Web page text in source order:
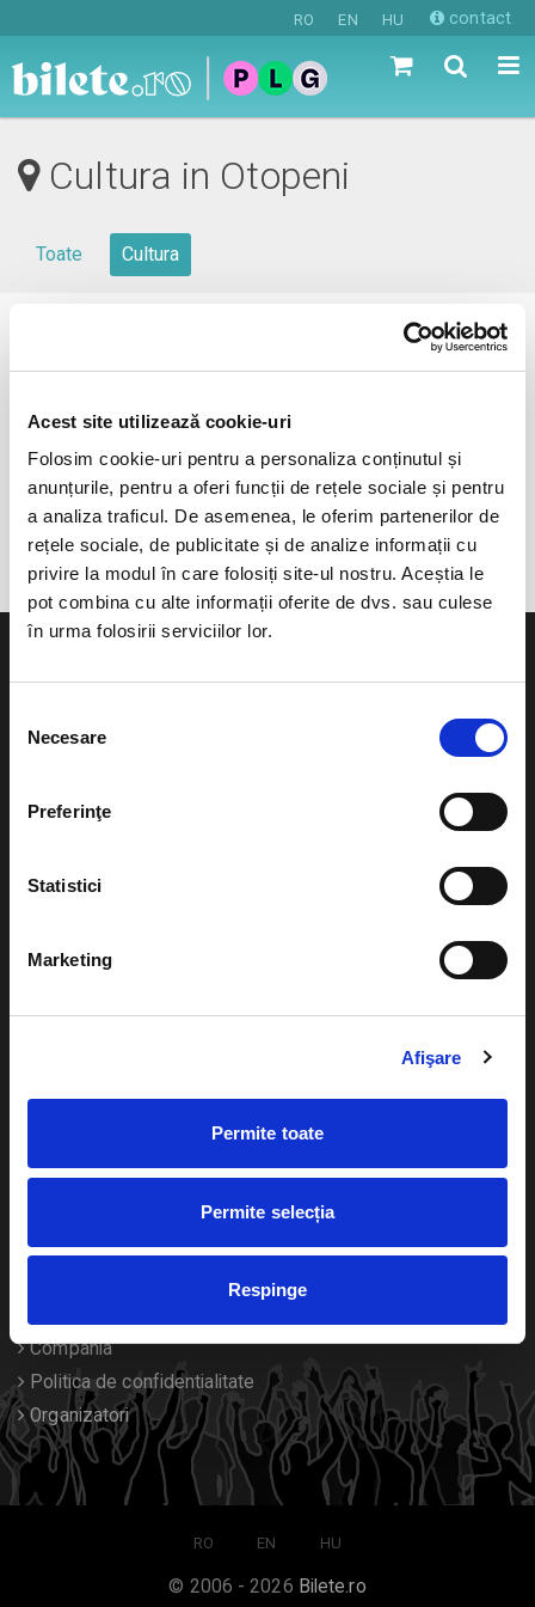
Acest site utilizează cookie-uri
Folosim cookie-uri pentru a personaliza conținutul și
anunțurile, pentru a oferi funcții de rețele sociale și pentru
a analiza traficul. De asemenea, le oferim partenerilor de
rețele sociale, de publicitate și de analize informații cu
privire la modul în care folosiți site-ul nostru. Aceștia le
pot combina cu alte informații oferite de dvs. sau culese
în urma folosirii serviciilor lor.
consimțământului
Necesare
Preferinţe
Statistici
Marketing
Afişare
Permite toate
Permite selecția
Respinge
RO EN HU contact
Cultura in Otopeni
Toate Cultura
0 evenimente in viitorul apropiat
anunta-ma pe email cand apare urmatorul eveniment la
Otopeni
Evenimente
Teatru
festivaluri
Diverse
Despre noi
Contact
Compania
Politica de confidentialitate
Organizatori
RO EN HU
© 2006 - 2026 Bilete.ro